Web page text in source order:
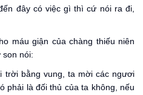
đây có việc gì thì cứ nói ra đi,
máu giận của chàng thiếu niên
son nói:
trời bằng vung, ta mời các ngươi
phải là đối thủ của ta không, nếu